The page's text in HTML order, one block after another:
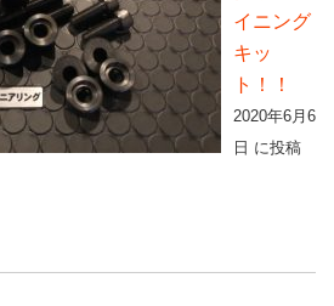
イニング
キッ
ト！！
2020年6月6
日 に投稿